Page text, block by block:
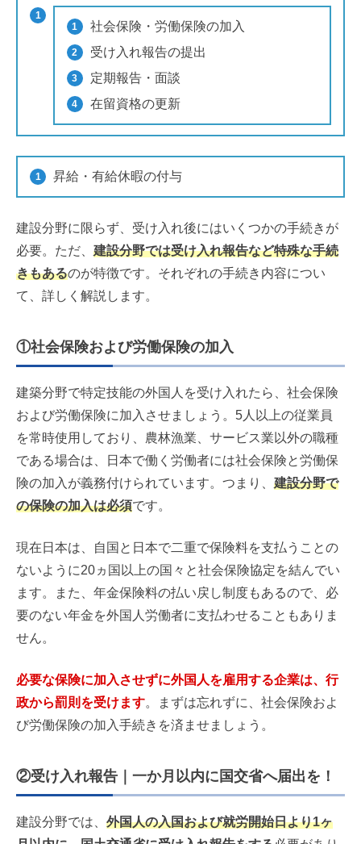
社会保険・労働保険の加入
受け入れ報告の提出
定期報告・面談
在留資格の更新
昇給・有給休暇の付与
建設分野に限らず、受け入れ後にはいくつかの手続きが
必要。ただ、 建設分野では受け入れ報告など特殊な手続
きもあるのが特徴です。それぞれの手続き内容につい
て、詳しく解説します。
①社会保険および労働保険の加入
建築分野で特定技能の外国人を受け入れたら、社会保険
および労働保険に加入させましょう。5人以上の従業員
を常時使用しており、農林漁業、サービス業以外の職種
である場合は、日本で働く労働者には社会保険と労働保
険の加入が義務付けられています。つまり、 建設分野で
の保険の加入は必須です。
現在日本は、自国と日本で二重で保険料を支払うことの
ないように20ヵ国以上の国々と社会保険協定を結んでい
ます。また、年金保険料の払い戻し制度もあるので、必
要のない年金を外国人労働者に支払わせることもありま
せん。
必要な保険に加入させずに外国人を雇用する企業は、行
政から罰則を受けます。まずは忘れずに、社会保険およ
び労働保険の加入手続きを済ませましょう。
②受け入れ報告｜一か月以内に国交省へ届出を！
建設分野では、 外国人の入国および就労開始日より1ヶ